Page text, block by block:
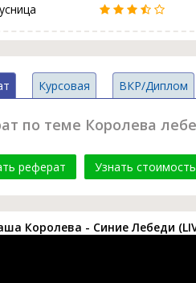
Курсовая ВКР/Диплом
по теме Королева
реферат Узнать стоимость
Королева - Синие Лебеди